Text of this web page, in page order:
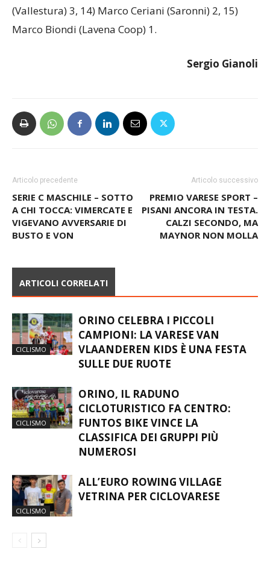
(Vallestura) 3, 14) Marco Ceriani (Saronni) 2, 15)
Marco Biondi (Lavena Coop) 1.
Sergio Gianoli
Articolo precedente
SERIE C MASCHILE – SOTTO
A CHI TOCCA: VIMERCATE E
VIGEVANO AVVERSARIE DI
BUSTO E VON
Articolo successivo
PREMIO VARESE SPORT –
PISANI ANCORA IN TESTA.
CALZI SECONDO, MA
MAYNOR NON MOLLA
ARTICOLI CORRELATI
CICLISMO
ORINO CELEBRA I PICCOLI
CAMPIONI: LA VARESE VAN
VLAANDEREN KIDS È UNA FESTA
SULLE DUE RUOTE
CICLISMO
ORINO, IL RADUNO
CICLOTURISTICO FA CENTRO:
FUNTOS BIKE VINCE LA
CLASSIFICA DEI GRUPPI PIÙ
NUMEROSI
CICLISMO
ALL’EURO ROWING VILLAGE
VETRINA PER CICLOVARESE